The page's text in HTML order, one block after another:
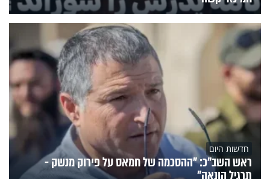
חדשות היום
ראש השב"כ: "ההסכמה של חמאס על פירוק מנשק -
תרגיל הונאה"